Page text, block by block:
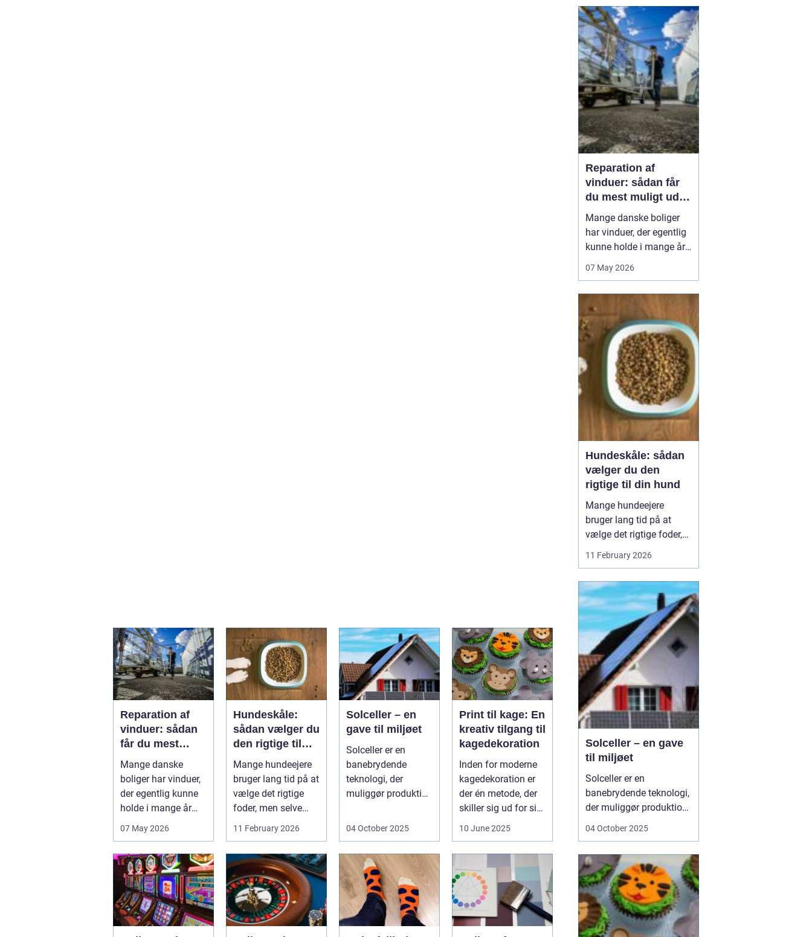
Reparation af
vinduer: sådan
får du mest
muligt ud af
dine gamle
rammer
Mange danske
boliger har vinduer,
der egentlig kunne
holde i mange år
den r...
07 May 2026
Hundeskåle:
sådan vælger du
den rigtige til
din hund
Mange hundeejere
bruger lang tid på at
vælge det rigtige
foder, men selve
skålen b...
11 February 2026
Solceller – en
gave til miljøet
Solceller er en
banebrydende
teknologi, der
muliggør produktion
udnytt...
04 October 2025
Print til kage: En
kreativ tilgang til
kagedekoration
Inden for moderne
kagedekoration er
der én metode, der
skiller sig ud for sin
10 June 2025
Mange går længe alene
med problemerne, før de
søger hjælp. Her kan
misbrugsbehandling
være et afgørende...
Reparation af
vinduer: sådan får
du mest muligt ud af
dine gamle rammer
Mange danske boliger
har vinduer, der egentlig
kunne holde i mange år
rigtige pleje. I stedet
for tidligt. Med den rette
reparation af vinduer
kan du bevare husets
oprindelige udtryk,
forbedre ko...
07 May 2026
Hundeskåle: sådan
vælger du den
rigtige til din hund
Mange hundeejere
bruger lang tid på at
vælge det rigtige foder,
men selve skålen bliver
ofte en eftertanke. Det er
har...
11 February 2026
Solceller – en gave
til miljøet
Solceller er en
banebrydende teknologi,
der muliggør produktion
af elektricitet ved at
kan man omdanne
solens energi til grøn
strøm, der kan bruges til
at drive husholdni...
04 October 2025